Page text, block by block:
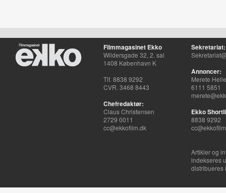
Filmmagasinet Ekko
Wildersgade 32, 2. sal
1408 København K
Tlf. 8838 9292
CVR. 3468 8443
Chefredaktør:
Claus Christensen
2729 0011
cc@ekkofilm.dk
Sekretariat:
Annoncer:
Merete
6111 5851
Ekko
8838 9292
Artikler og
indekseres
distribueres